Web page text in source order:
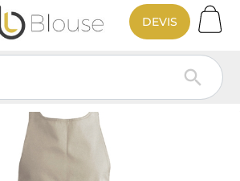

DEVIS
Vêtements de cuisine
Tablier de cuisine